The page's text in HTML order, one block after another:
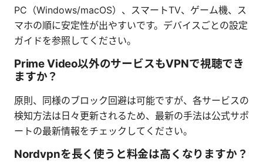
PC（Windows/macOS）、スマートTV、ゲーム機、ス
マホの順に安定性が出やすいです。デバイスごとの設定
ガイドを参照してください。
Prime Video以外のサービスもVPNで視聴でき
ますか？
原則、同様のブロック回避は可能ですが、各サービスの
検知方法は日々更新されるため、最新の手法は公式サポ
ートの最新情報をチェックしてください。
Nordvpnを長く使うと料金は高くなりますか？